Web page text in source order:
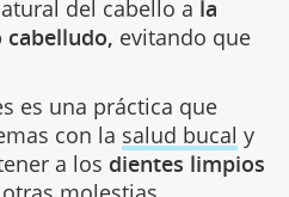
del cabello a la
evitando que
es una práctica que
con la salud bucal y
a los dientes limpios